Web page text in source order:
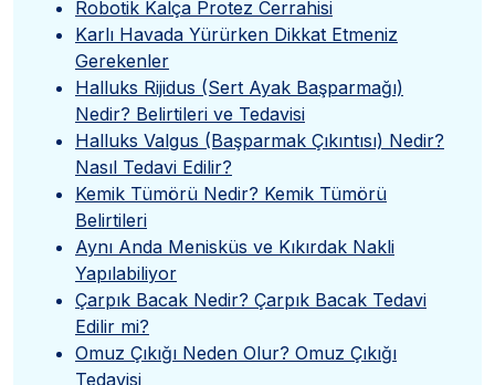
Robotik Kalça Protez Cerrahisi
Karlı Havada Yürürken Dikkat Etmeniz
Gerekenler
Halluks Rijidus (Sert Ayak Başparmağı)
Nedir? Belirtileri ve Tedavisi
Halluks Valgus (Başparmak Çıkıntısı) Nedir?
Nasıl Tedavi Edilir?
Kemik Tümörü Nedir? Kemik Tümörü
Belirtileri
Aynı Anda Menisküs ve Kıkırdak Nakli
Yapılabiliyor
Çarpık Bacak Nedir? Çarpık Bacak Tedavi
Edilir mi?
Omuz Çıkığı Neden Olur? Omuz Çıkığı
Tedavisi